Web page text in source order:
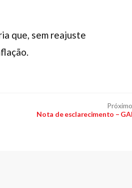
que, sem reajuste
Nota de esclarecimento –